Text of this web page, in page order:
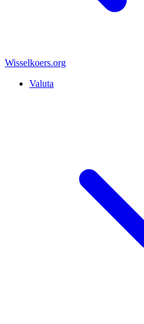
Wisselkoers.org
Valuta